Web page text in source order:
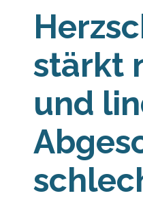
stärkt
und